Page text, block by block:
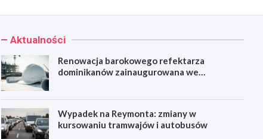
Aktualności
Renowacja barokowego refektarza
dominikanów zainaugurowana we
Wypadek na Reymonta: zmiany w
kursowaniu tramwajów i autobusów